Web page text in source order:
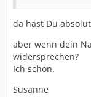
da hast Du
aber wenn dein
widersprechen?
Ich schon.
Susanne